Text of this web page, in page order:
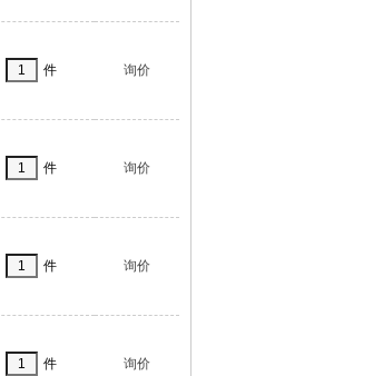
件 询价
件 询价
件 询价
件 询价